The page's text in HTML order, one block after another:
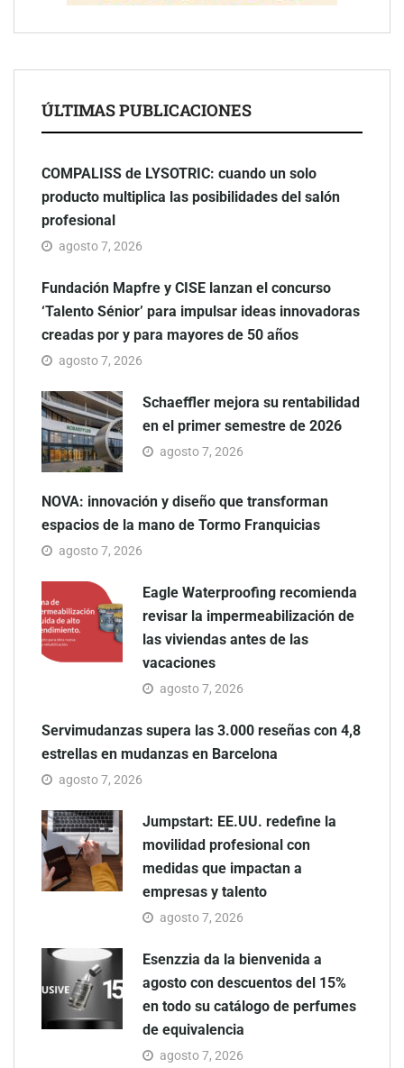
ÚLTIMAS PUBLICACIONES
COMPALISS de LYSOTRIC: cuando un solo
producto multiplica las posibilidades del salón
profesional
agosto 7, 2026
Fundación Mapfre y CISE lanzan el concurso
‘Talento Sénior’ para impulsar ideas innovadoras
creadas por y para mayores de 50 años
agosto 7, 2026
Schaeffler mejora su rentabilidad
en el primer semestre de 2026
agosto 7, 2026
NOVA: innovación y diseño que transforman
espacios de la mano de Tormo Franquicias
agosto 7, 2026
Eagle Waterproofing recomienda
revisar la impermeabilización de
las viviendas antes de las
vacaciones
agosto 7, 2026
Servimudanzas supera las 3.000 reseñas con 4,8
estrellas en mudanzas en Barcelona
agosto 7, 2026
Jumpstart: EE.UU. redefine la
movilidad profesional con
medidas que impactan a
empresas y talento
agosto 7, 2026
Esenzzia da la bienvenida a
agosto con descuentos del 15%
en todo su catálogo de perfumes
de equivalencia
agosto 7, 2026